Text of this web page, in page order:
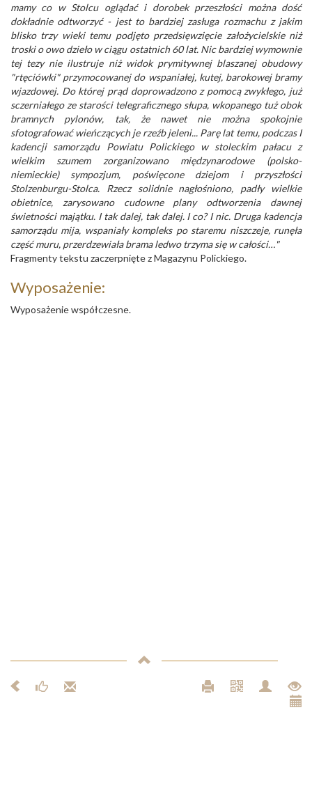
mamy co w Stolcu oglądać i dorobek przeszłości można dość
dokładnie odtworzyć - jest to bardziej zasługa rozmachu z jakim
blisko trzy wieki temu podjęto przedsięwzięcie założycielskie niż
troski o owo dzieło w ciągu ostatnich 60 lat. Nic bardziej wymownie
tej tezy nie ilustruje niż widok prymitywnej blaszanej obudowy
"rtęciówki" przymocowanej do wspaniałej, kutej, barokowej bramy
wjazdowej. Do której prąd doprowadzono z pomocą zwykłego, już
sczerniałego ze starości telegraficznego słupa, wkopanego tuż obok
bramnych pylonów, tak, że nawet nie można spokojnie
sfotografować wieńczących je rzeźb jeleni... Parę lat temu, podczas I
kadencji samorządu Powiatu Polickiego w stoleckim pałacu z
wielkim szumem zorganizowano międzynarodowe (polsko-
niemieckie) sympozjum, poświęcone dziejom i przyszłości
Stolzenburgu-Stolca. Rzecz solidnie nagłośniono, padły wielkie
obietnice, zarysowano cudowne plany odtworzenia dawnej
świetności majątku. I tak dalej, tak dalej. I co? I nic. Druga kadencja
samorządu mija, wspaniały kompleks po staremu niszczeje, runęła
część muru, przerdzewiała brama ledwo trzyma się w całości…"
Fragmenty tekstu zaczerpnięte z Magazynu Polickiego.
Wyposażenie:
Wyposażenie współczesne.